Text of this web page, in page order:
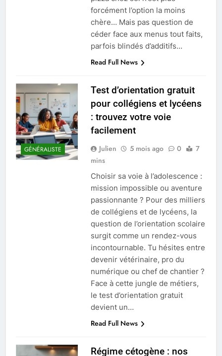
forcément l’option la moins
chère… Mais pas question de
céder face aux menus tout faits,
parfois blindés d’additifs…
Read Full News
GÉNÉRALISTE
Test d’orientation gratuit
pour collégiens et lycéens
: trouvez votre voie
facilement
Julien 5 mois ago 0
7
mins
Choisir sa voie à l’adolescence :
mission impossible ou aventure
passionnante ? Pour des milliers
de collégiens et de lycéens, la
question de l’orientation scolaire
surgit comme un rendez-vous
incontournable. Tu hésites entre
devenir vétérinaire, pro du
numérique ou chef de chantier ?
Face à cette jungle de métiers,
le test d’orientation gratuit
devient un…
Read Full News
Régime cétogène : nos